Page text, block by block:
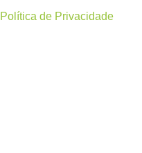
Política de Privacidade